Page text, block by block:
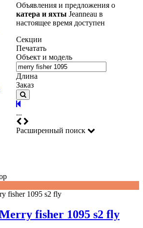
Объявления и предложения о
катера и яхты Jeanneau в
настоящее время доступен
Секции
Печатать
Объект и модель
Длина
Заказ
...
Расширенный поиск
fisher 1095 s2 fly